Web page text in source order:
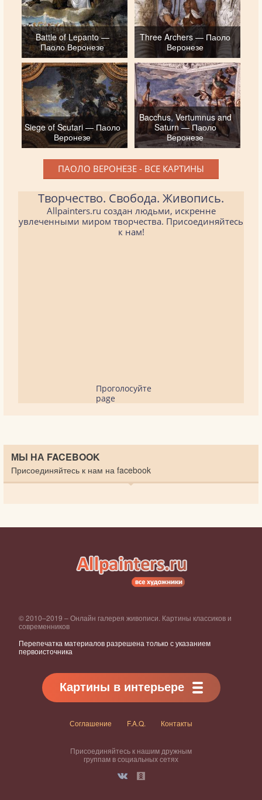
Battle of Lepanto —
Паоло Веронезе
Three Archers — Паоло
Веронезе
Siege of Scutari — Паоло
Веронезе
Bacchus, Vertumnus and
Saturn — Паоло
Веронезе
ПАОЛО ВЕРОНЕЗЕ - ВСЕ КАРТИНЫ
Творчество. Свобода. Живопись.
Allpainters.ru создан людьми, искренне
увлеченными миром творчества. Присоединяйтесь
к нам!
Проголосуйте
page
МЫ НА FACEBOOK
Присоединяйтесь к нам на facebook
© 2010–2019 – Онлайн галерея живописи. Картины классиков и
современников
Перепечатка материалов разрешена только с указанием
первоисточника
Картины в интерьере
Соглашение F.A.Q. Контакты
Присоединяйтесь к нашим дружным
группам в социальных сетях